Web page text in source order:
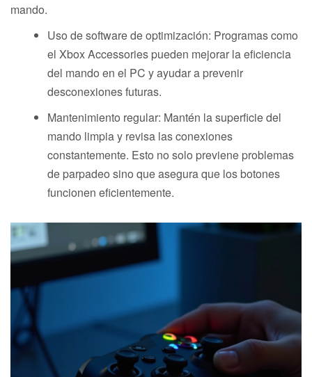
mando.
Uso de software de optimización: Programas como
el Xbox Accessories pueden mejorar la eficiencia
del mando en el PC y ayudar a prevenir
desconexiones futuras.
Mantenimiento regular: Mantén la superficie del
mando limpia y revisa las conexiones
constantemente. Esto no solo previene problemas
de parpadeo sino que asegura que los botones
funcionen eficientemente.